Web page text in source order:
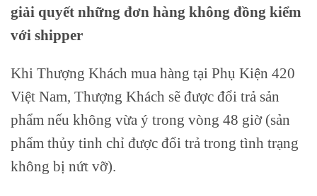
giải quyết những đơn hàng không đồng kiểm
với shipper
Khi Thượng Khách mua hàng tại Phụ Kiện 420
Việt Nam, Thượng Khách sẽ được đổi trả sản
phẩm nếu không vừa ý trong vòng 48 giờ (sản
phẩm thủy tinh chỉ được đổi trả trong tình trạng
không bị nứt vỡ).